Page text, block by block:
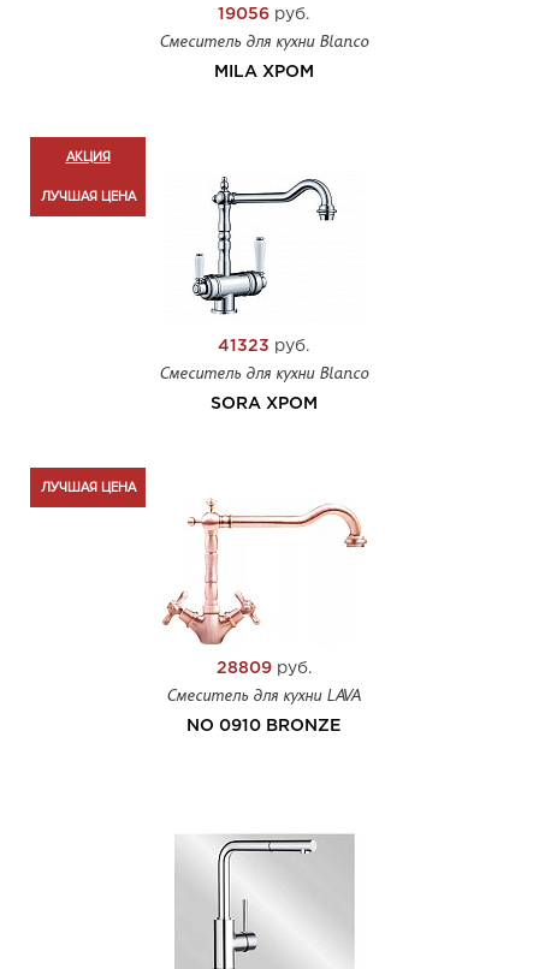
19056 руб.
Смеситель для кухни Blanco
MILA ХРОМ
41323 руб.
Смеситель для кухни Blanco
SORA ХРОМ
АКЦИЯ
ЛУЧШАЯ ЦЕНА
28809руб.
Смеситель для кухни LAVA
NO 0910 BRONZE
ЛУЧШАЯ ЦЕНА